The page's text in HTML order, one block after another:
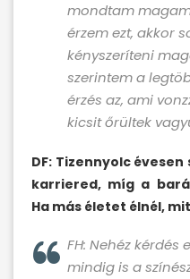
mondtam
érzem ezt, akkor
kényszeríteni
szerintem a
érzés az, ami
kicsit őrültek
DF: Tizennyolc
karriered, míg a
Ha más életet élnél,
FH: Nehéz kérdés
mindig is a